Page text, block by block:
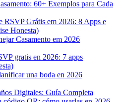
60+ Exemplos para Cada
RSVP Grátis em 2026: 8 Apps e
Honesta)
Casamento em 2026
gratis en 2026: 7 apps
una boda en 2026
Digitales: Guía Completa